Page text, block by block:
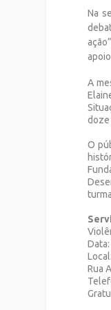
Na
A
doze
O
Rua